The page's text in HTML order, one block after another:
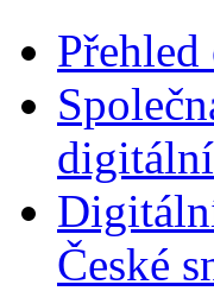
Přehled
České